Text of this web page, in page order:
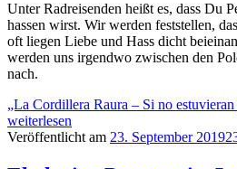
Unter Radreisenden heißt es, dass Du
hassen wirst. Wir werden feststellen,
oft liegen Liebe und Hass dicht
werden uns irgendwo zwischen den
nach.
„La Cordillera Raura – Si no
weiterlesen
Veröffentlicht am 23. September 2019